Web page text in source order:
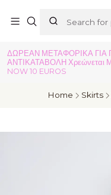
ΔΩΡΕΑΝ ΜΕΤΑΦΟΡΙΚΑ ΓΙΑ
ΑΝΤΙΚΑΤΑΒΟΛΗ
NOW 10 EUROS
Home Skirts